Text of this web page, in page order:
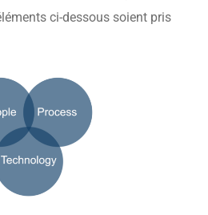
ci-dessous soient pris